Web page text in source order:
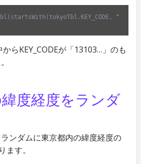
"13103"
らKEY_CODEが「13103…」のも
度経度をランダ
ンダムに東京都内の緯度経度の
す。